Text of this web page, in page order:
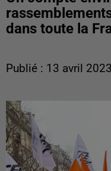
dans toute la
Publié : 13 avril